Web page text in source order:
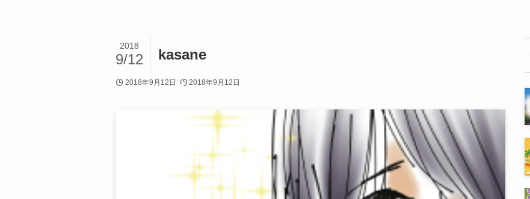
kasane
2018
9/12
2018年9月12日 2018年9月12日